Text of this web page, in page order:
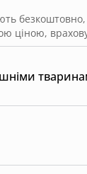
безкоштовно,
ціною,